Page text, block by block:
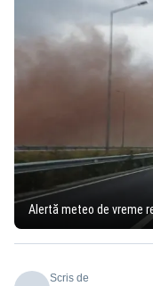
Alertă meteo de vreme
Scris de